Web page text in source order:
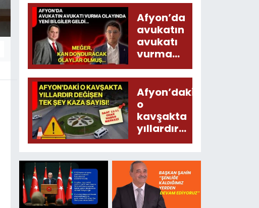
Afyon’da
avukatın
avukatı
vurma
olayında
yeni bilgiler
geldi...
Meğer, kan
donduracak
olaylar
olmuş...
Afyon’daki
o
kavşakta
yıllardır
değişen
kaza
sayısı!